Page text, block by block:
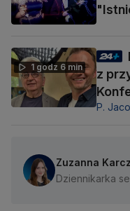
1 godz 6 min
z
P.
Zuzanna
Dziennikarka